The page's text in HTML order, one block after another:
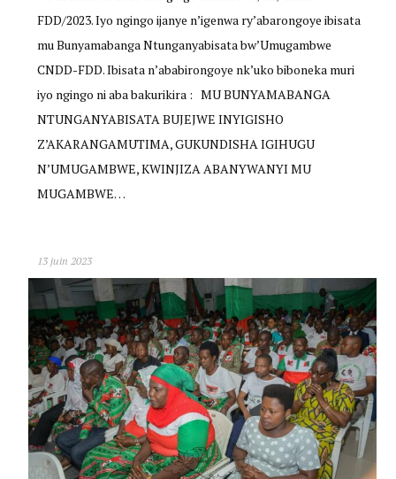
FDD/2023. Iyo ngingo ijanye n’igenwa ry’abarongoye ibisata
mu Bunyamabanga Ntunganyabisata bw’Umugambwe
CNDD-FDD. Ibisata n’ababirongoye nk’uko biboneka muri
iyo ngingo ni aba bakurikira : MU BUNYAMABANGA
NTUNGANYABISATA BUJEJWE INYIGISHO
Z’AKARANGAMUTIMA, GUKUNDISHA IGIHUGU
N’UMUGAMBWE, KWINJIZA ABANYWANYI MU
MUGAMBWE…
13 juin 2023